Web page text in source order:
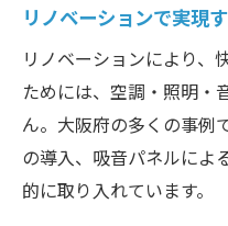
リノベーションで実現
リノベーションにより、
ためには、空調・照明・
ん。大阪府の多くの事例
の導入、吸音パネルによ
的に取り入れています。